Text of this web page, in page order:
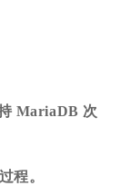
MariaDB 次
程。